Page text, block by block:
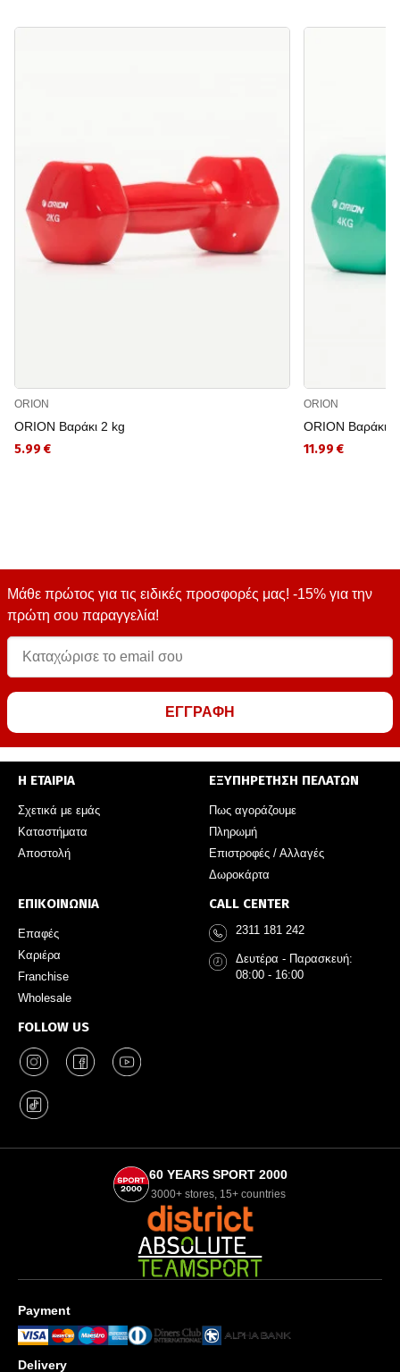
ORION
ORION Βαράκι 2 kg
5.99 €
ORION
ORION Βαράκι -
11.99 €
Μάθε πρώτος για τις ειδικές προσφορές μας! -15% για την
πρώτη σου παραγγελία!
ΕΓΓΡΑΦΗ
Η ΕΤΑΙΡΙΑ
Σχετικά με εμάς
Καταστήματα
Αποστολή
ΕΞΥΠΗΡΕΤΗΣΗ ΠΕΛΑΤΩΝ
Πως αγοράζουμε
Πληρωμή
Επιστροφές / Αλλαγές
Δωροκάρτα
ΕΠΙΚΟΙΝΩΝΙΑ
Επαφές
Καριέρα
Franchise
Wholesale
FOLLOW US
CALL CENTER
2311 181 242
Δευτέρα - Παρασκευή:
08:00 - 16:00
60 YEARS SPORT 2000
3000+ stores, 15+ countries
Payment
Delivery